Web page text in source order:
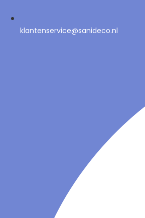
klantenservice@sanideco.nl